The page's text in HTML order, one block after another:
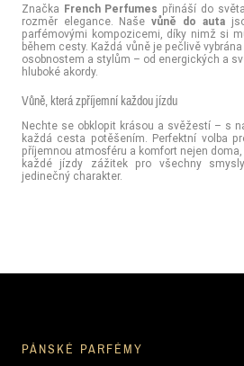
Značka French Perfumes přináší do
rozměr elegance. Naševůně do auta
parfémovými kompozicemi, díky nimž si
během cesty. Každá vůně je pečlivě
osobnostem a stylům – od energických a
hluboké akordy.
Vůně, která zpříjemní každou jízdu
Nechte se obklopit krásou a svěžestí – s
každá cesta potěšením. Perfektní volba
příjemnou atmosféru a komfort nejen
každé jízdy zážitek pro všechny
jedinečný charakter.
PÁNSKÉ PARFÉMY